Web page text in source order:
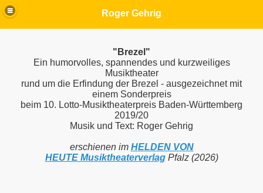
Roger Gehrig
"Brezel"
Ein humorvolles, spannendes und kurzweiliges
Musiktheater
rund um die Erfindung der Brezel - ausgezeichnet mit
einem Sonderpreis
beim 10. Lotto-Musiktheaterpreis Baden-Württemberg
2019/20
Musik und Text: Roger Gehrig
erschienen im HELDEN VON
HEUTE MusiktheaterverlagPfalz (2026)